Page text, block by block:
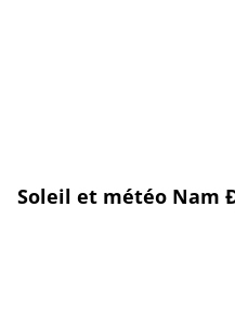
Soleil et météo Nam